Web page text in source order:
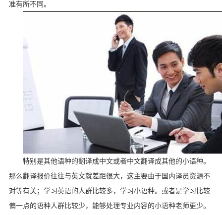
准有所不同。
特别是其他语种的翻译成中文或者中文翻译成其他的小语种。
那么翻译报价往往与英文就差距很大，这主要由于国内译员资源不
对等有关；学习英语的人群比较多，学习小语种。或者是学习比较
偏一点的语种人群比较少，能够处理专业内容的小语种老师更少。